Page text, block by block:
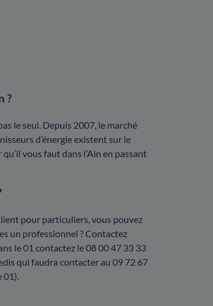
?
le seul. Depuis 2007, le marché
d’énergie existent sur le
vous faut dans l’Ain en passant
pour particuliers, vous pouvez
un professionnel ? Contactez
le 01 contactez le 08 00 47 33 33
qui faudra contacter au 09 72 67
01).